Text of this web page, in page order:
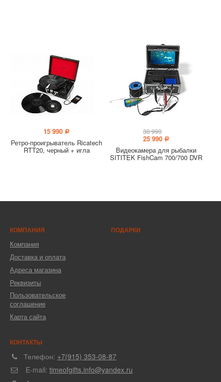
15 990 a
Ретро-проигрыватель Ricatech
RTT20, черный + игла
30 990
25 990 a
Видеокамера для рыбалки
SITITEK FishCam 700/700 DVR
КОМПАНИЯ
Компания
Доставка и оплата
Адреса магазина
Реквизиты
Пользовательское
соглашение
Карта сайта
ПОДАРКИ
КОНТАКТЫ
Телефон: +7(915) 353-08-87
E-mail: timeofgifts.info@yandex.ru